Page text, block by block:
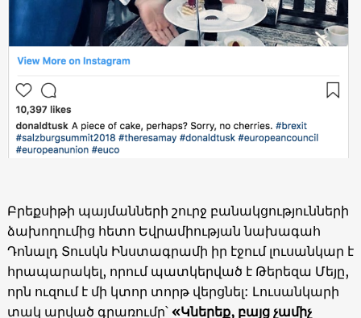
Բրեքսիթի պայմանների շուրջ բանակցությունների
ձախողումից հետո Եվրամիության նախագահ
Դոնալդ Տուսկն Ինստագրամի իր էջում լուսանկար է
հրապարակել, որում պատկերված է Թերեզա Մեյը,
որն ուզում է մի կտոր տորթ վերցնել: Լուսանկարի
տակ արված գրառումը՝ «Կներեք, բայց չամիչ